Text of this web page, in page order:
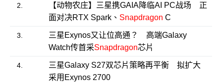
2.
【动物农庄】三星携GAIA降临AI PC战场 正
面对决RTX Spark、 Snapdragon C
3.
三星Exynos又让位高通？ 高端Galaxy
Watch传首采Snapdragon芯片
4.
三星Galaxy S27双芯片策略再平衡 拟扩大
采用Exynos 2700